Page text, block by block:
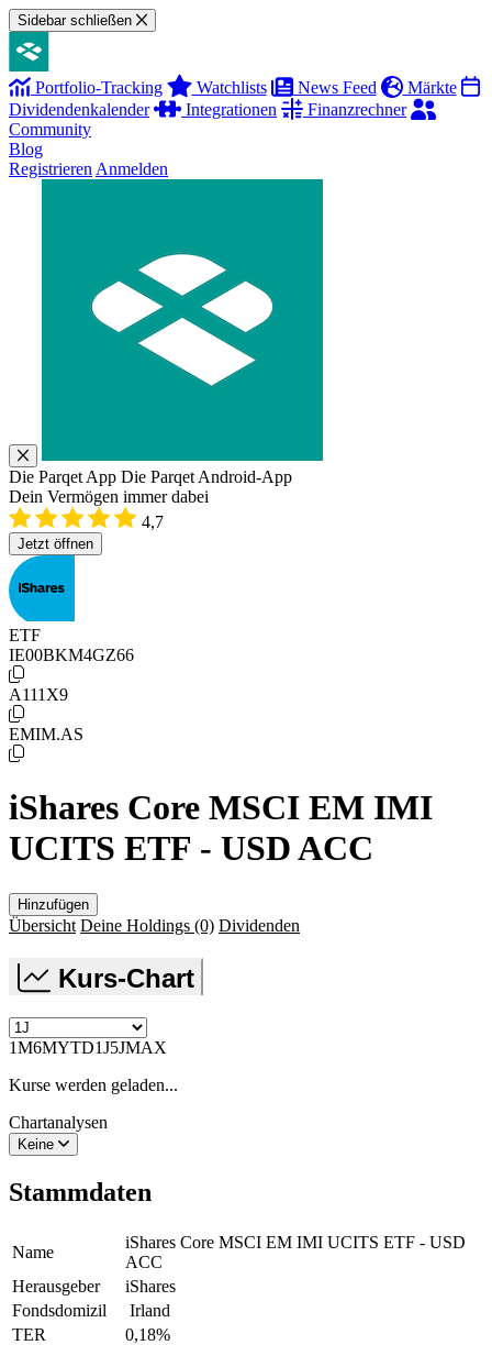
Sidebar schließen
Portfolio-Tracking Watchlists News Feed
Märkte
Dividendenkalender
Integrationen
Finanzrechner
Community
Blog
Registrieren Anmelden
Die Parqet App Die Parqet Android-App
Dein Vermögen immer dabei
4,7
Jetzt öffnen
ETF
IE00BKM4GZ66
A111X9
EMIM.AS
iShares Core MSCI EM IMI
UCITS ETF - USD ACC
Hinzufügen
Übersicht Deine Holdings (0) Dividenden
Kurs-Chart
1M6MYTD1J5JMAX
Kurse werden geladen...
Chartanalysen
Keine
Stammdaten
Name
iShares Core MSCI EM IMI UCITS ETF - USD
ACC
Herausgeber
iShares
Fondsdomizil
Irland
TER
0,18%